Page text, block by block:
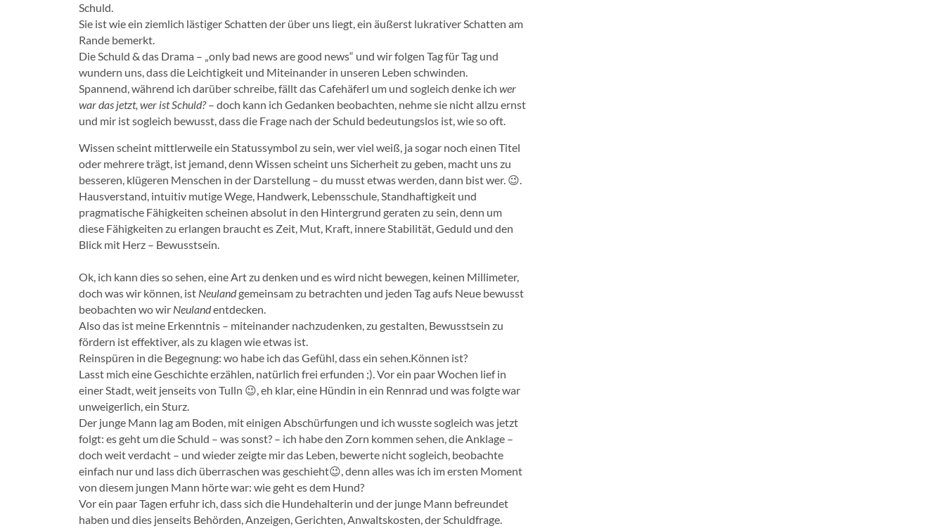
Schuld.
Sie ist wie ein ziemlich lästiger Schatten der über uns liegt, ein äußerst lukrativer Schatten am
Rande bemerkt.
Die Schuld & das Drama – „only bad news are good news“ und wir folgen Tag für Tag und
wundern uns, dass die Leichtigkeit und Miteinander in unseren Leben schwinden.
Spannend, während ich darüber schreibe, fällt das Cafehäferl um und sogleich denke ich wer
war das jetzt, wer ist Schuld?– doch kann ich Gedanken beobachten, nehme sie nicht allzu ernst
und mir ist sogleich bewusst, dass die Frage nach der Schuld bedeutungslos ist, wie so oft.
Wissen scheint mittlerweile ein Statussymbol zu sein, wer viel weiß, ja sogar noch einen Titel
oder mehrere trägt, ist jemand, denn Wissen scheint uns Sicherheit zu geben, macht uns zu
besseren, klügeren Menschen in der Darstellung – du musst etwas werden, dann bist wer. 😉.
Hausverstand, intuitiv mutige Wege, Handwerk, Lebensschule, Standhaftigkeit und
pragmatische Fähigkeiten scheinen absolut in den Hintergrund geraten zu sein, denn um
diese Fähigkeiten zu erlangen braucht es Zeit, Mut, Kraft, innere Stabilität, Geduld und den
Blick mit Herz – Bewusstsein.
Ok, ich kann dies so sehen, eine Art zu denken und es wird nicht bewegen, keinen Millimeter,
doch was wir können, ist Neulandgemeinsam zu betrachten und jeden Tag aufs Neue bewusst
beobachten wo wir Neulandentdecken.
Also das ist meine Erkenntnis – miteinander nachzudenken, zu gestalten, Bewusstsein zu
fördern ist effektiver, als zu klagen wie etwas ist.
Reinspüren in die Begegnung: wo habe ich das Gefühl, dass ein sehen.Können ist?
Lasst mich eine Geschichte erzählen, natürlich frei erfunden ;). Vor ein paar Wochen lief in
einer Stadt, weit jenseits von Tulln 😉, eh klar, eine Hündin in ein Rennrad und was folgte war
unweigerlich, ein Sturz.
Der junge Mann lag am Boden, mit einigen Abschürfungen und ich wusste sogleich was jetzt
folgt: es geht um die Schuld – was sonst? – ich habe den Zorn kommen sehen, die Anklage –
doch weit verdacht – und wieder zeigte mir das Leben, bewerte nicht sogleich, beobachte
einfach nur und lass dich überraschen was geschieht😉, denn alles was ich im ersten Moment
von diesem jungen Mann hörte war: wie geht es dem Hund?
Vor ein paar Tagen erfuhr ich, dass sich die Hundehalterin und der junge Mann befreundet
haben und dies jenseits Behörden, Anzeigen, Gerichten, Anwaltskosten, der Schuldfrage.